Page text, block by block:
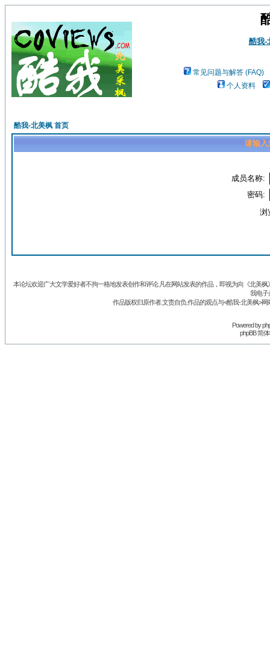
酷我-
常见问题与解答 (FAQ)
个人资料
酷我-北美枫 首页
请输入
成员名称:
密码:
浏
本论坛欢迎广大文学爱好者不拘一格地发表创作和评论.凡在网站发表的作品，即视为向《北美
我电子
作品版权归原作者.文责自负.作品的观点与<酷我-北美枫>
Powered by
phpBB 简